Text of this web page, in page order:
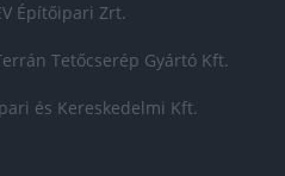
Építőipari Zrt.
Tetőcserép Gyártó Kft.
és Kereskedelmi Kft.